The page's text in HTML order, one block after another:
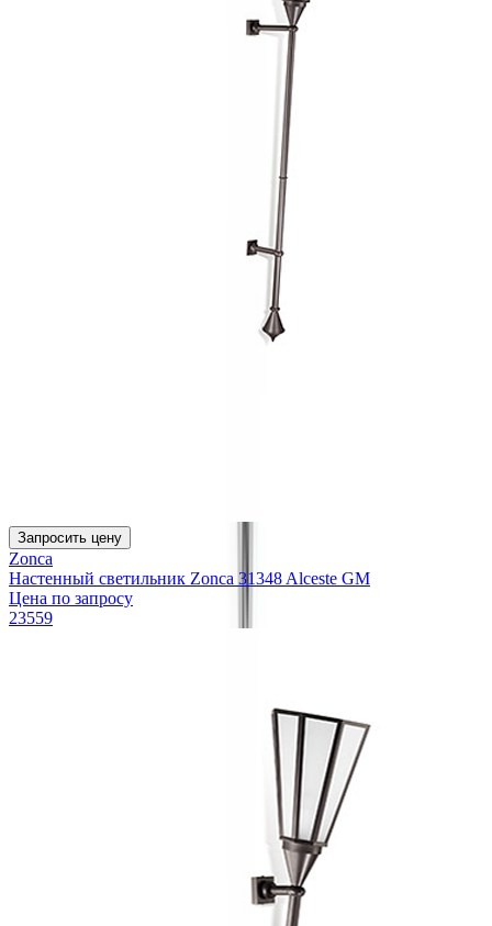
Запросить цену
Zonca
Настенный светильник Zonca 31348 Alceste GM
Цена по запросу
23559